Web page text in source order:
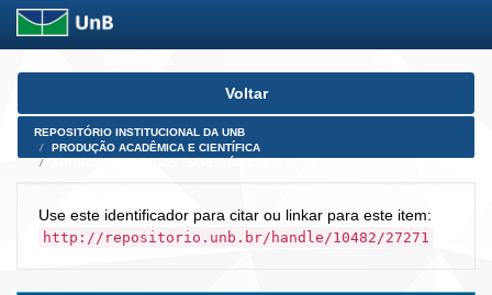
Skip
Voltar
REPOSITÓRIO INSTITUCIONAL DA UNB
PRODUÇÃO ACADÊMICA E CIENTÍFICA
Use este identificador para citar ou linkar para este item:
http://repositorio.unb.br/handle/10482/27271